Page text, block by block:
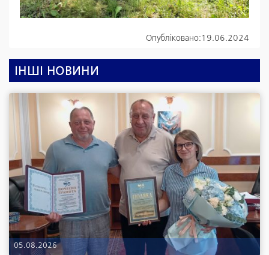
Опубліковано: 19.06.2024
ІНШІ НОВИНИ
05.08.2026